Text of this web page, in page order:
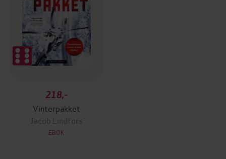
218,-
Vinterpakket
Jacob Lindfors
EBOK